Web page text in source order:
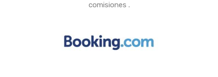
comisiones .